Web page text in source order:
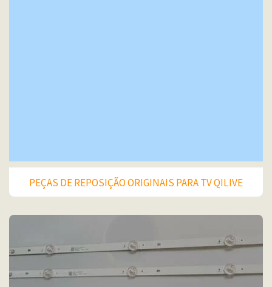
PEÇAS DE REPOSIÇÃO ORIGINAIS PARA TV QILIVE